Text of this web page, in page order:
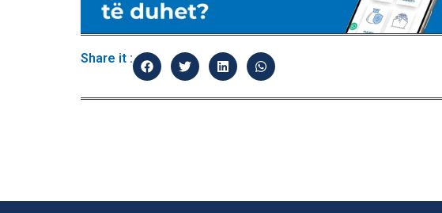
Share it :